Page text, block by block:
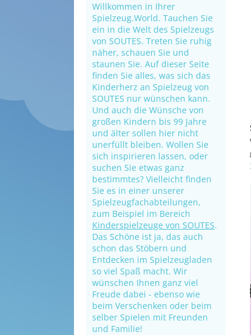
Willkommen in Ihrer
Spielzeug.World. Tauchen Sie
ein in die Welt des Spielzeugs
von SOUTES. Treten Sie ruhig
näher, schauen Sie und
staunen Sie. Auf dieser Seite
finden Sie alles, was sich das
Kinderherz an Spielzeug von
SOUTES nur wünschen kann.
Und auch die Wünsche von
großen Kindern bis 99 Jahre
und älter sollen hier nicht
unerfüllt bleiben. Wollen Sie
sich inspirieren lassen, oder
suchen Sie etwas ganz
bestimmtes? Vielleicht finden
Sie es in einer unserer
Spielzeugfachabteilungen,
zum Beispiel im Bereich
Kinderspielzeuge von SOUTES.
Das Schöne ist ja, das auch
schon das Stöbern und
Entdecken im Spielzeugladen
so viel Spaß macht. Wir
wünschen Ihnen ganz viel
Freude dabei - ebenso wie
beim Verschenken oder beim
selber Spielen mit Freunden
und Familie!